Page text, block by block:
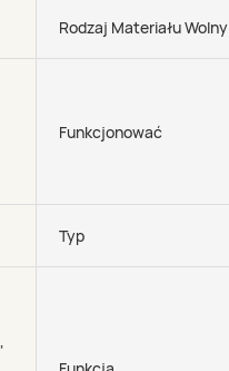
Rodzaj Materiału Wolny
Funkcjonować
Typ